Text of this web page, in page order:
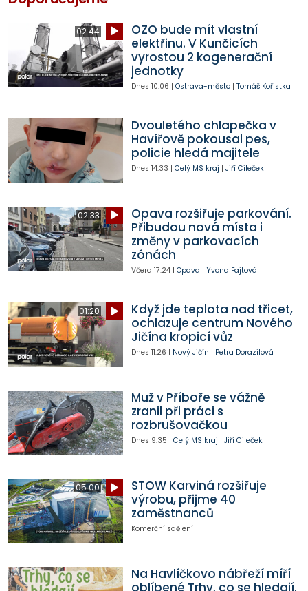
02:44
OZO bude mít vlastní
elektřinu. V Kunčicích
vyrostou 2 kogenerační
jednotky
Dnes 10:06 | Ostrava-město| Tomáš Kořistka
Dvouletého chlapečka v
Havířově pokousal pes,
policie hledá majitele
Dnes 14:33 | Celý MS kraj | Jiří Cileček
02:33
Opava rozšiřuje parkování.
Přibudou nová místa i
změny v parkovacích
zónách
Včera 17:24| Opava | Yvona Fajtová
01:20
Když jde teplota nad třicet,
ochlazuje centrum Nového
Jičína kropicí vůz
Dnes 11:26 | Nový Jičín | Petra Dorazilová
Muž v Příboře se vážně
zranil při práci s
rozbrušovačkou
Dnes 9:35 | Celý MS kraj | Jiří Cileček
05:00
STOW Karviná rozšiřuje
výrobu, přijme 40
zaměstnanců
Komerční sdělení
Na Havlíčkovo nábřeží míří
oblíbené Trhy, co se hledají.